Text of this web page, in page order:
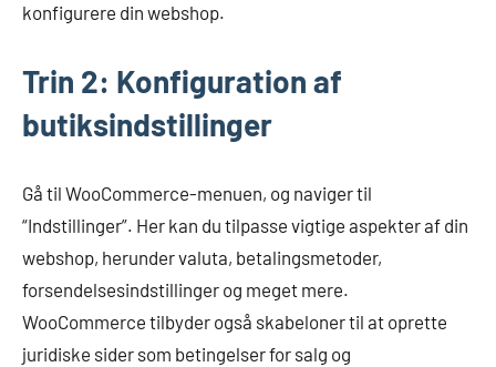
konfigurere din webshop.
Trin 2: Konfiguration af
butiksindstillinger
Gå til WooCommerce-menuen, og naviger til
“Indstillinger”. Her kan du tilpasse vigtige aspekter af din
webshop, herunder valuta, betalingsmetoder,
forsendelsesindstillinger og meget mere.
WooCommerce tilbyder også skabeloner til at oprette
juridiske sider som betingelser for salg og